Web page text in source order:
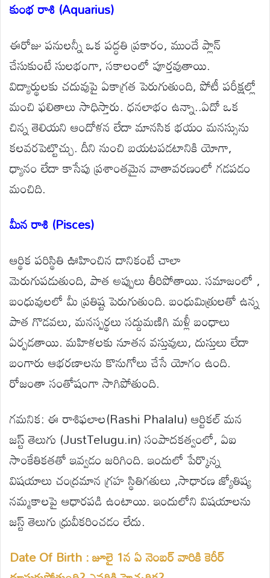
కుంభ రాశి (Aquarius)
ఈరోజు పనులన్నీ ఒక పద్ధతి ప్రకారం, ముందే ప్లాన్
చేసుకుంటే సులభంగా, సకాలంలో పూర్తవుతాయి.
విద్యార్థులకు చదువుపై ఏకాగ్రత పెరుగుతుంది, పోటీ పరీక్షల్లో
మంచి ఫలితాలు సాధిస్తారు. ధనలాభం ఉన్నా..ఏదో ఒక
చిన్న తెలియని ఆందోళన లేదా మానసిక భయం మనస్సును
కలవరపెట్టొచ్చు. దీని నుంచి బయటపడటానికి యోగా,
ధ్యానం లేదా కాసేపు ప్రశాంతమైన వాతావరణంలో గడపడం
మంచిది.
మీన రాశి (Pisces)
ఆర్థిక పరిస్థితి ఊహించిన దానికంటే చాలా
మెరుగుపడుతుంది, పాత అప్పులు తీరిపోతాయి. సమాజంలో ,
బంధువులలో మీ ప్రతిష్ట పెరుగుతుంది. బంధుమిత్రులతో ఉన్న
పాత గొడవలు, మనస్పర్థలు సద్దుమణిగి మళ్లీ బంధాలు
ఏర్పడతాయి. మహిళలకు నూతన వస్తువులు, దుస్తులు లేదా
బంగారు ఆభరణాలను కొనుగోలు చేసే యోగం ఉంది.
రోజంతా సంతోషంగా సాగిపోతుంది.
గమనిక: ఈ రాశిఫలాల(Rashi Phalalu) ఆర్టికల్ మన
జస్ట్ తెలుగు (JustTelugu.in) సంపాదకత్వంలో, ఏఐ
సాంకేతికతతో ఇవ్వడం జరిగింది. ఇందులో పేర్కొన్న
విషయాలు చంద్రమాన గ్రహ స్థితిగతులు ,సాధారణ జ్యోతిష్య
నమ్మకాలపై ఆధారపడి ఉంటాయి. ఇందులోని విషయాలను
జస్ట్ తెలుగు ధ్రువీకరించడం లేదు.
Date Of Birth : జూలై 1న ఏ నెంబర్ వారికి కెరీర్